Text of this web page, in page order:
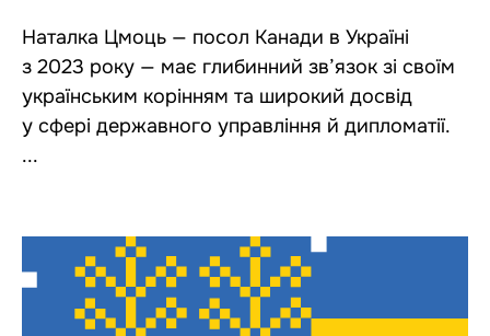
Наталка Цмоць — посол Канади в Україні
з 2023 року — має глибинний зв’язок зі своїм
українським корінням та широкий досвід
у сфері державного управління й дипломатії.
...